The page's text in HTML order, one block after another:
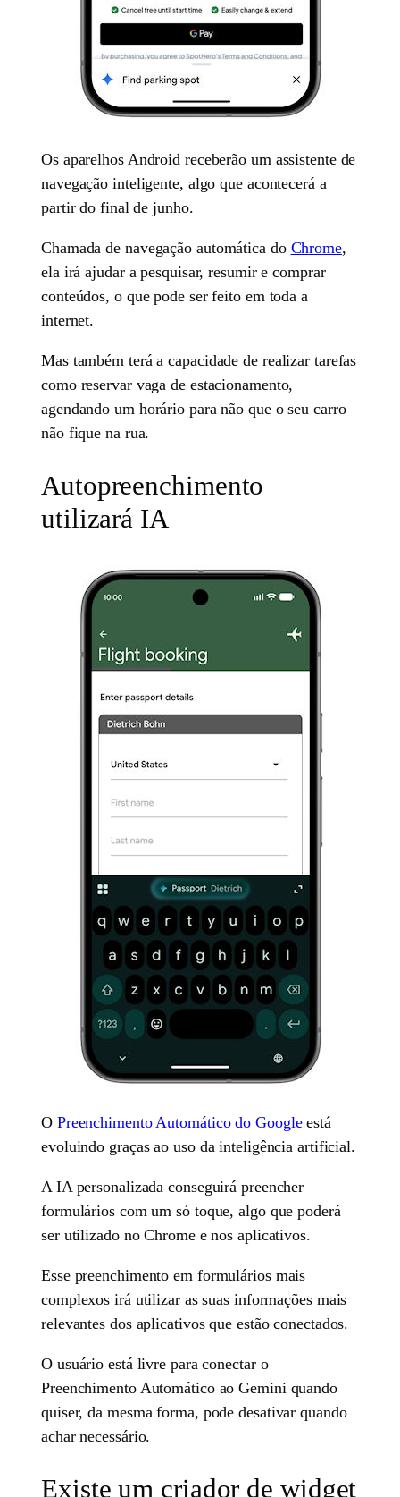
Os aparelhos Android receberão um assistente de
navegação inteligente, algo que acontecerá a
partir do final de junho.
Chamada de navegação automática do Chrome,
ela irá ajudar a pesquisar, resumir e comprar
conteúdos, o que pode ser feito em toda a
internet.
Mas também terá a capacidade de realizar tarefas
como reservar vaga de estacionamento,
agendando um horário para não que o seu carro
não fique na rua.
Autopreenchimento
utilizará IA
O Preenchimento Automático do Googleestá
evoluindo graças ao uso da inteligência artificial.
A IA personalizada conseguirá preencher
formulários com um só toque, algo que poderá
ser utilizado no Chrome e nos aplicativos.
Esse preenchimento em formulários mais
complexos irá utilizar as suas informações mais
relevantes dos aplicativos que estão conectados.
O usuário está livre para conectar o
Preenchimento Automático ao Gemini quando
quiser, da mesma forma, pode desativar quando
achar necessário.
Existe um criador de widget